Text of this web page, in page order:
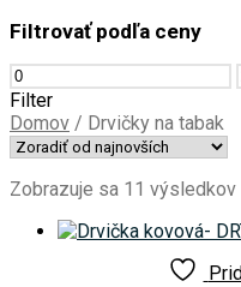
Filtrovať podľa ceny
Minimálna
cena
Filter
Domov / Drvičky na tabak
Zobrazuje sa 11 výsledkov